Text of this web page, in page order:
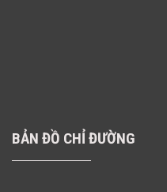
BẢN ĐỒ CHỈ ĐƯỜNG